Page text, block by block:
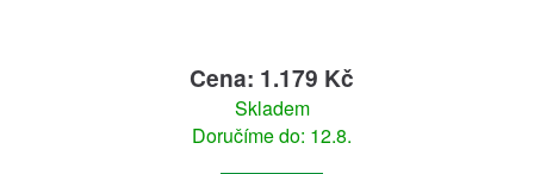
Cena: 1.179 Kč
Skladem
Doručíme do: 12.8.